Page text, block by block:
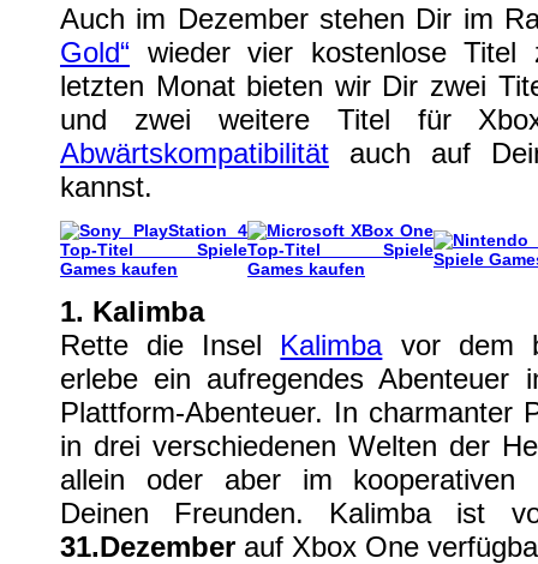
Auch im Dezember stehen Dir im
Gold“ wieder vier kostenlose Titel
letzten Monat bieten wir Dir zwei
und zwei weitere Titel für
Abwärtskompatibilität auch auf
kannst.
1. Kalimba
Rette die Insel Kalimbavor dem
erlebe ein aufregendes Abenteuer
Plattform-Abenteuer. In charmanter
in drei verschiedenen Welten der
allein oder aber im kooperativen
Deinen Freunden. Kalimba ist
31.Dezember auf Xbox One